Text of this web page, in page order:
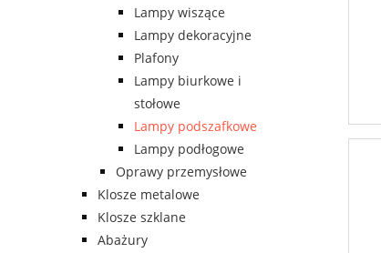
Lampy wiszące
Lampy dekoracyjne
Plafony
Lampy biurkowe i
stołowe
Lampy podszafkowe
Lampy podłogowe
Oprawy przemysłowe
Klosze metalowe
Klosze szklane
Abażury